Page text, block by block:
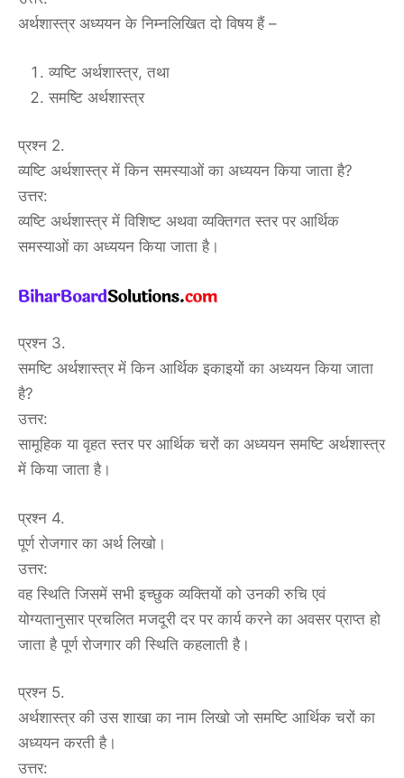
अर्थशास्त्र अध्ययन के निम्नलिखित दो विषय हैं –
व्यष्टि अर्थशास्त्र, तथा
समष्टि अर्थशास्त्र
प्रश्न 2.
व्यष्टि अर्थशास्त्र में किन समस्याओं का अध्ययन किया जाता है?
उत्तर:
व्यष्टि अर्थशास्त्र में विशिष्ट अथवा व्यक्तिगत स्तर पर आर्थिक
समस्याओं का अध्ययन किया जाता है।
प्रश्न 3.
समष्टि अर्थशास्त्र में किन आर्थिक इकाइयों का अध्ययन किया जाता
है?
उत्तर:
सामूहिक या वृहत स्तर पर आर्थिक चरों का अध्ययन समष्टि अर्थशास्त्र
में किया जाता है।
प्रश्न 4.
पूर्ण रोजगार का अर्थ लिखो।
उत्तर:
वह स्थिति जिसमें सभी इच्छुक व्यक्तियों को उनकी रुचि एवं
योग्यतानुसार प्रचलित मजदूरी दर पर कार्य करने का अवसर प्राप्त हो
जाता है पूर्ण रोजगार की स्थिति कहलाती है।
प्रश्न 5.
अर्थशास्त्र की उस शाखा का नाम लिखो जो समष्टि आर्थिक चरों का
अध्ययन करती है।
उत्तर: